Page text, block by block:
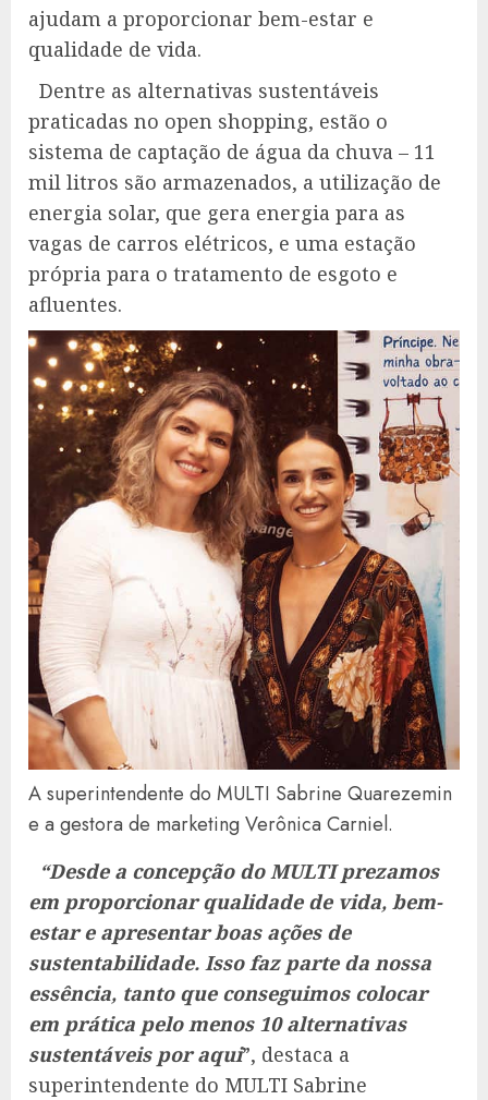
ajudam a proporcionar bem-estar e
qualidade de vida.
Dentre as alternativas sustentáveis
praticadas no open shopping, estão o
sistema de captação de água da chuva – 11
mil litros são armazenados, a utilização de
energia solar, que gera energia para as
vagas de carros elétricos, e uma estação
própria para o tratamento de esgoto e
afluentes.
A superintendente do MULTI Sabrine Quarezemin
e a gestora de marketing Verônica Carniel.
“Desde a concepção do MULTI prezamos
em proporcionar qualidade de vida, bem-
estar e apresentar boas ações de
sustentabilidade. Isso faz parte da nossa
essência, tanto que conseguimos colocar
em prática pelo menos 10 alternativas
sustentáveis por aqui”, destaca a
superintendente do MULTI Sabrine